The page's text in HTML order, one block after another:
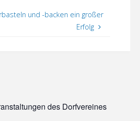
und -backen ein großer
Erfolg
des Dorfvereines